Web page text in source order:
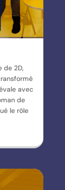
de 2D,
avec
de
le rôle